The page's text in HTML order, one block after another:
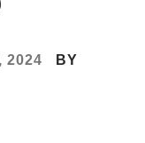
2024
BY